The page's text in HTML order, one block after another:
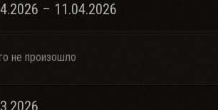
– 11.04.2026
не произошло